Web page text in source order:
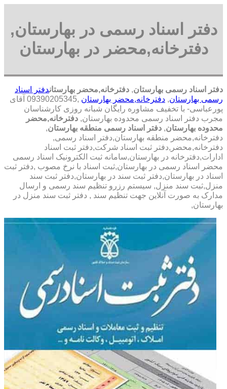
دفتر اسناد رسمی در بهارستان,
دفترخانه,محضر در بهارستان
دفتر اسناد رسمی بهارستان, دفترخانه,محضر بهارستاندفتر اسناد
رسمی بهارستان, دفترخانه,محضر بهارستان
,09390205345 آقای
پورعباسی- با تخفیف مشاوره رايگان شبانه روزی کارشناسان
مجرب دفتر اسناد رسمی محدوده بهارستان, دفترخانه,محضر
محدوده بهارستان, دفتر اسناد رسمی منطقه بهارستان,
دفترخانه,محضر منطقه بهارستان,دفتر اسناد رسمی,
دفترخانه,محضر,دفتر ثبت اسناد شرکت,دفتر ثبت اسناد
ادارات,دفترخانه در بهارستان,سامانه ثبت الکترونیک اسناد رسمی
محضر اسناد رسمی در بهارستان,ثبت اسناد با نرخ مصوب ,دفتر ثبت
اسناد در بهارستان,دفتر ثبت سند در بهارستان,دفتر ثبت سند
منزل,ثبت سند منزل, سیستم رزرو تنظیم سند رسمی و ارسال
مدارک به صورت آنلاین جهت تنظیم سند , دفتر ثبت سند منزل در
بهارستان,